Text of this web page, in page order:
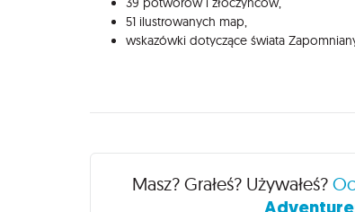
51 ilustrowanych map,
wskazówki dotyczące świata
Recenzje
Masz? Grałeś? Używałeś?